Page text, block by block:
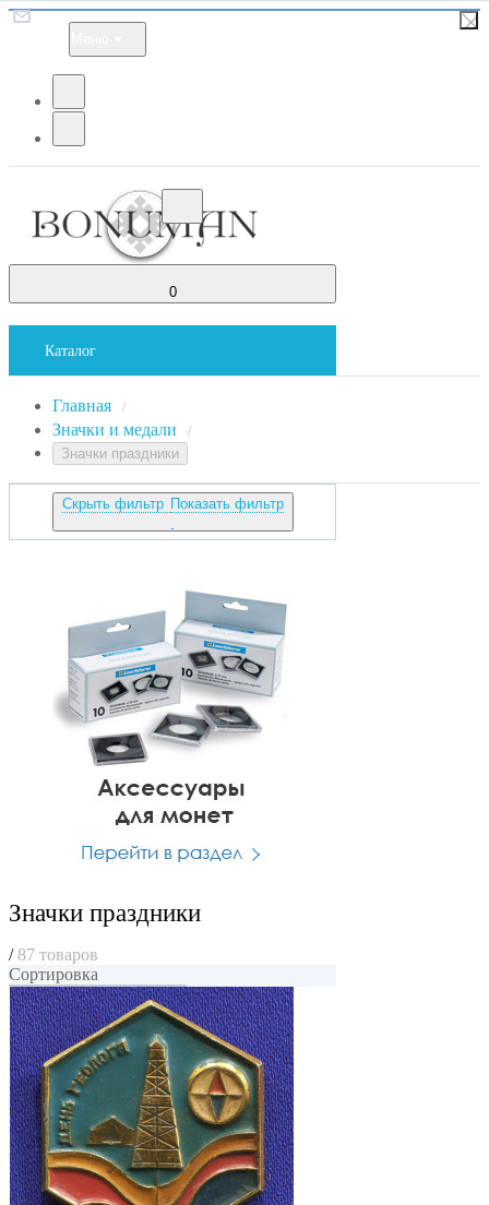
0
Каталог
Главная /
Значки и медали /
Значки праздники
Скрыть фильтр Показать фильтр
Значки праздники
/ 87 товаров
Сортировка